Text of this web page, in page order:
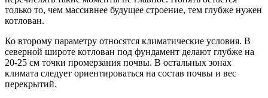
только то, чем массивнее будущее строение, тем глубже нужен
котлован.
Ко второму параметру относятся климатические условия. В
северной широте котлован под фундамент делают глубже на
20-25 см точки промерзания почвы. В остальных зонах
климата следует ориентироваться на состав почвы и вес
перекрытий.